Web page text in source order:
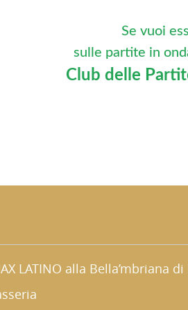
Se vuoi
sulle partite in
Club delle
LATINO alla Bella’mbriana di